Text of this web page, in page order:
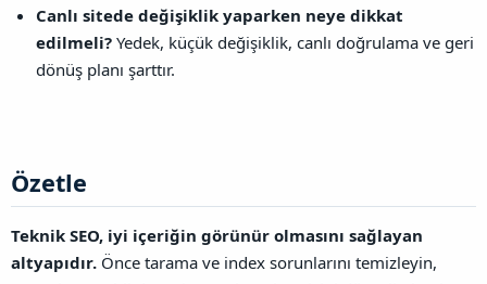
Canlı sitede değişiklik yaparken neye dikkat
edilmeli? Yedek, küçük değişiklik, canlı doğrulama ve geri
dönüş planı şarttır.
Özetle​
Teknik SEO, iyi içeriğin görünür olmasını sağlayan
altyapıdır. Önce tarama ve index sorunlarını temizleyin,